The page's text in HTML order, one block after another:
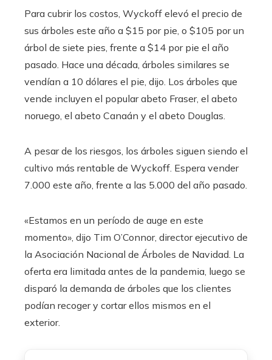
Para cubrir los costos, Wyckoff elevó el precio de
sus árboles este año a $15 por pie, o $105 por un
árbol de siete pies, frente a $14 por pie el año
pasado. Hace una década, árboles similares se
vendían a 10 dólares el pie, dijo. Los árboles que
vende incluyen el popular abeto Fraser, el abeto
noruego, el abeto Canaán y el abeto Douglas.
A pesar de los riesgos, los árboles siguen siendo el
cultivo más rentable de Wyckoff. Espera vender
7.000 este año, frente a las 5.000 del año pasado.
«Estamos en un período de auge en este
momento», dijo Tim O’Connor, director ejecutivo de
la Asociación Nacional de Árboles de Navidad. La
oferta era limitada antes de la pandemia, luego se
disparó la demanda de árboles que los clientes
podían recoger y cortar ellos mismos en el
exterior.